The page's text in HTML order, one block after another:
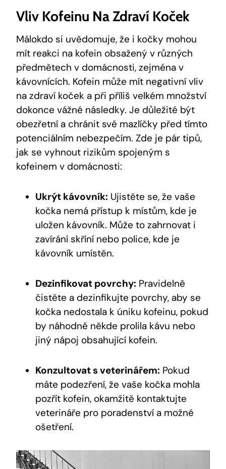
Vliv Kofeinu Na Zdraví Koček
Málokdo si uvědomuje, že i kočky mohou
mít reakci na kofein obsažený v různých
předmětech v domácnosti, zejména v
kávovnících. Kofein může mít negativní vliv
na zdraví koček a při příliš velkém množství
dokonce vážné následky. Je důležité být
obezřetní a chránit své mazlíčky před tímto
potenciálním nebezpečím. Zde je pár tipů,
jak se vyhnout rizikům spojeným s
kofeinem v domácnosti:
Ukrýt kávovník: Ujistěte se, že vaše
kočka nemá přístup k místům, kde je
uložen kávovník. Může to zahrnovat i
zavírání skříní nebo police, kde je
kávovník umístěn.
Dezinfikovat povrchy: Pravidelně
čistěte a dezinfikujte povrchy, aby se
kočka nedostala k úniku kofeinu, pokud
by náhodně někde prolila kávu nebo
jiný nápoj obsahující kofein.
Konzultovat s veterinářem: Pokud
máte podezření, že vaše kočka mohla
pozřít kofein, okamžitě kontaktujte
veterináře pro poradenství a možné
ošetření.